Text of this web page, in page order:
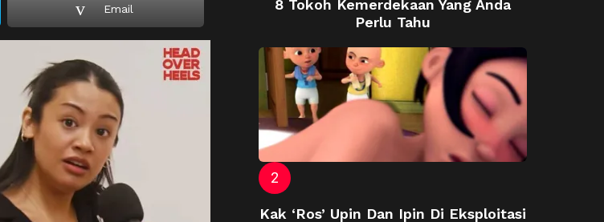
Email
8 Tokoh Kemerdekaan Yang Anda
Perlu Tahu
Kak ‘Ros’ Upin Dan Ipin Di Eksploitasi